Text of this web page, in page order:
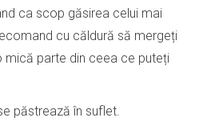
ca scop găsirea celui mai
cu căldură să mergeți
mică parte din ceea ce puteți
păstrează în suflet.